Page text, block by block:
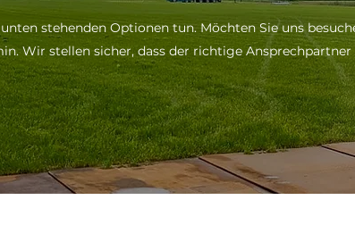
stehenden Optionen tun. Möchten Sie uns
Wir stellen sicher, dass der richtige